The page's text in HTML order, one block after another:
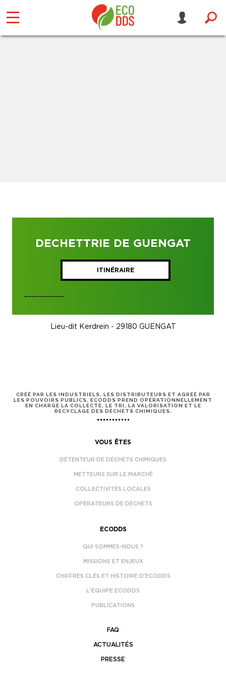
DECHETTRIE DE GUENGAT
ITINÉRAIRE
Lieu-dit Kerdrein - 29180 GUENGAT
CRÉÉ PAR LES INDUSTRIELS, LES DISTRIBUTEURS ET AGRÉÉ PAR
LES POUVOIRS PUBLICS, ECODDS PREND OPÉRATIONNELLEMENT
EN CHARGE LA COLLECTE, LE TRI, LA VALORISATION ET LE
RECYCLAGE DES DÉCHETS CHIMIQUES.
VOUS ÊTES
DÉTENTEUR DE DÉCHETS CHIMIQUES
METTEURS SUR LE MARCHÉ
COLLECTIVITÉS LOCALES
OPÉRATEURS DE DÉCHETS
ECODDS
QUI SOMMES-NOUS ?
MISSIONS ET ENJEUX
CHIFFRES CLÉS ET HISTOIRE D’ECODDS
L’ÉQUIPE ECODDS
PUBLICATIONS
FAQ
ACTUALITÉS
PRESSE